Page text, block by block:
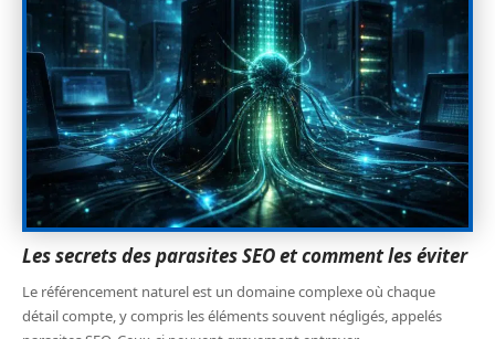
Les secrets des parasites SEO et comment les éviter
Le référencement naturel est un domaine complexe où chaque
détail compte, y compris les éléments souvent négligés, appelés